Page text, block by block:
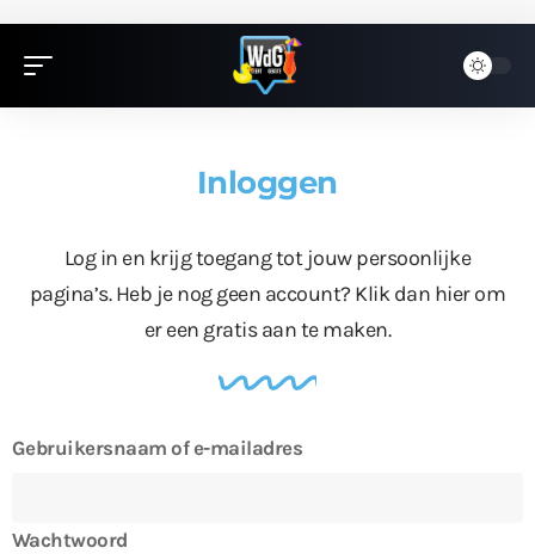
Inloggen
Log in en krijg toegang tot jouw persoonlijke
pagina’s. Heb je nog geen account? Klik dan hierom
er een gratis aan te maken.
Gebruikersnaam of e-mailadres
Wachtwoord